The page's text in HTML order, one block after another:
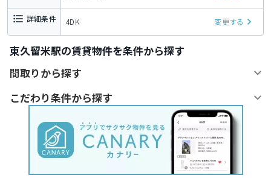
詳細条件 4DK 変更する
東久留米駅の賃貸物件を条件から探す
間取りから探す
こだわり条件から探す